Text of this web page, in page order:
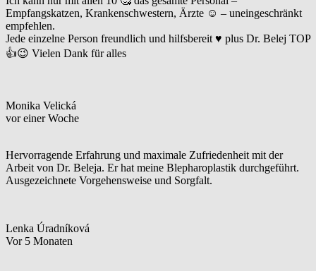
Empfangskatzen, Krankenschwestern, Ärzte ☺️ – uneingeschränkt
empfehlen.
Jede einzelne Person freundlich und hilfsbereit ♥️ plus Dr. Belej TOP
👍😉 Vielen Dank für alles
Monika Velická
vor einer Woche
Hervorragende Erfahrung und maximale Zufriedenheit mit der
Arbeit von Dr. Beleja. Er hat meine Blepharoplastik durchgeführt.
Ausgezeichnete Vorgehensweise und Sorgfalt.
Lenka Úradníková
Vor 5 Monaten